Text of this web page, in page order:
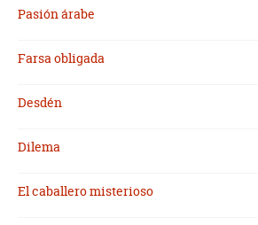
Pasión árabe
Farsa obligada
Desdén
Dilema
El caballero misterioso